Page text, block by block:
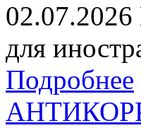
02.07.2026
для
Подробнее